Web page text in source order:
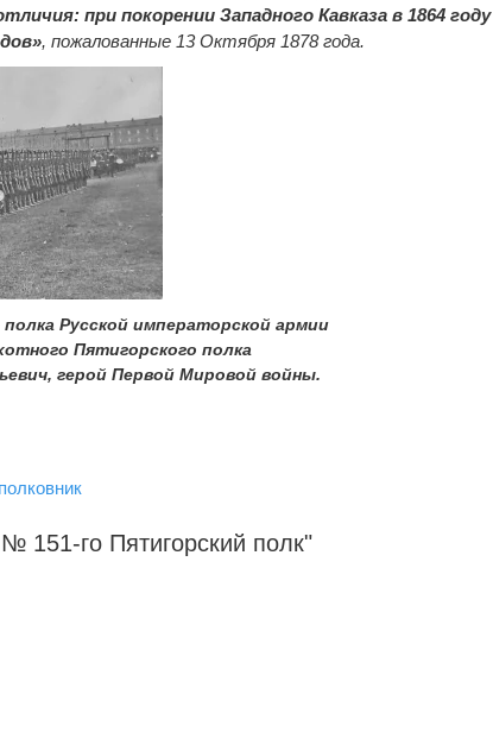
при покорении Западного Кавказа в 1864 году
, пожалованные 13 Октября 1878 года.
Русской императорской армии
Пятигорского полка
герой Первой Мировой войны.
полковник
151-го Пятигорский полк"